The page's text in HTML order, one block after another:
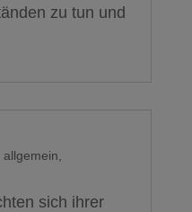
zu tun und
allgemein
sich ihrer